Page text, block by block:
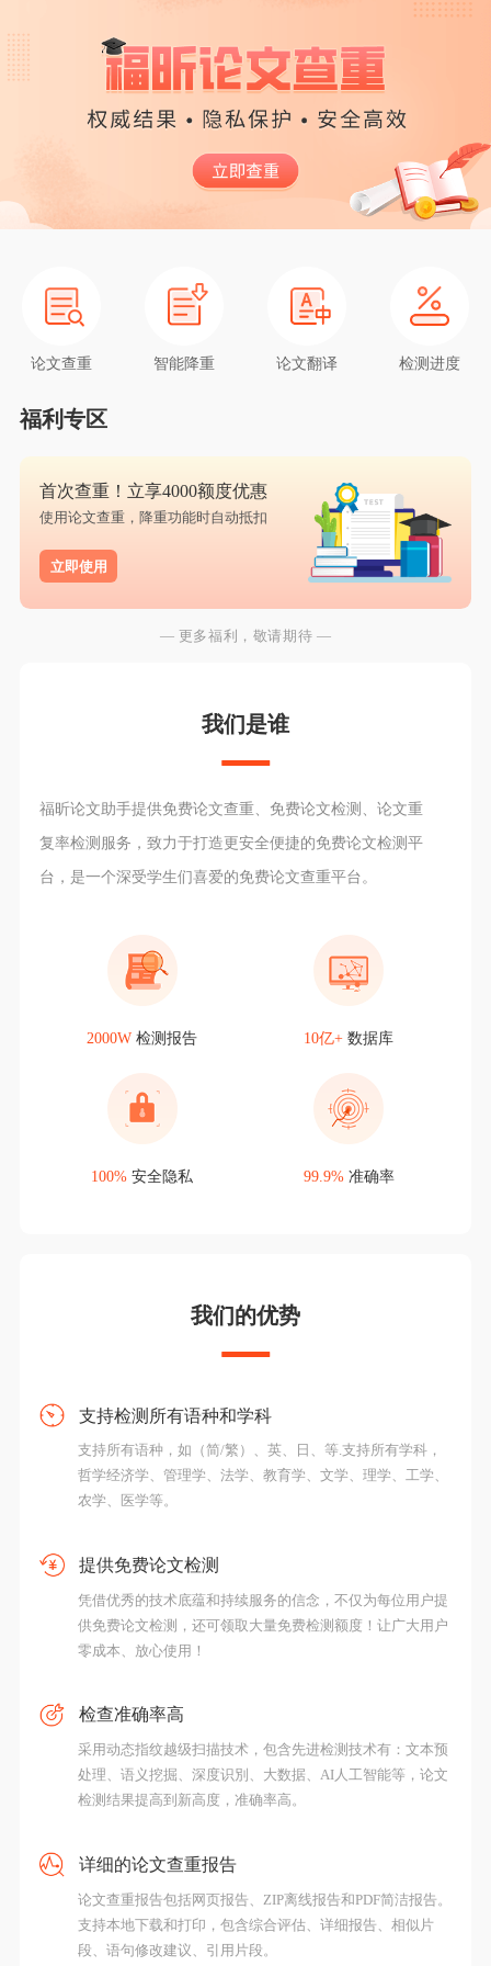
论文查重 智能降重 论文翻译 检测进度
福利专区
首次查重！立享4000额度优惠
使用论文查重，降重功能时自动抵扣
立即使用
— 更多福利，敬请期待 —
我们是谁
福昕论文助手提供免费论文查重、免费论文检测、论文重
复率检测服务，致力于打造更安全便捷的免费论文检测平
台，是一个深受学生们喜爱的免费论文查重平台。
2000W 检测报告 10亿+ 数据库
100% 安全隐私 99.9%准确率
我们的优势
支持检测所有语种和学科
支持所有语种，如（简/繁）、英、日、等.支持所有学科，
哲学经济学、管理学、法学、教育学、文学、理学、工学、
农学、医学等。
提供免费论文检测
凭借优秀的技术底蕴和持续服务的信念，不仅为每位用户提
供免费论文检测，还可领取大量免费检测额度！让广大用户
零成本、放心使用！
检查准确率高
采用动态指纹越级扫描技术，包含先进检测技术有：文本预
处理、语义挖掘、深度识別、大数据、AI人工智能等，论文
检测结果提高到新高度，准确率高。
详细的论文查重报告
论文查重报告包括网页报告、ZIP离线报告和PDF简洁报告。
支持本地下载和打印，包含综合评估、详细报告、相似片
段、语句修改建议、引用片段。